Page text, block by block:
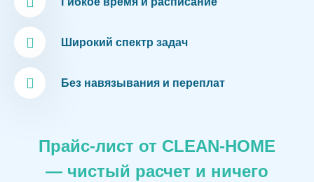
Широкий спектр задач
Без навязывания и переплат
Прайс-лист от CLEAN-HOME
— чистый расчет и ничего